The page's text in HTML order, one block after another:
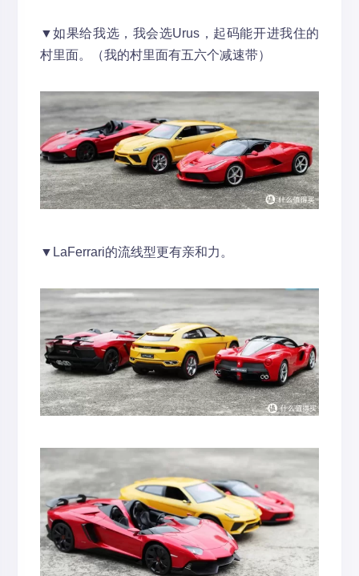
▼如果给我选，我会选Urus，起码能开进我住的
村里面。（我的村里面有五六个减速带）
▼LaFerrari的流线型更有亲和力。